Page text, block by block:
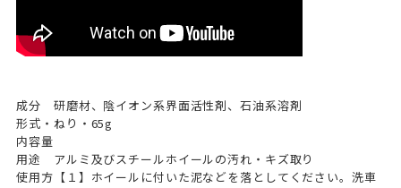
成分
研磨材、陰イオン系界面活性剤、石油系溶剤
形式・
内容量
ねり・65g
用途
アルミ及びスチールホイールの汚れ・キズ取り
使用方 【１】ホイールに付いた泥などを落としてください。洗車